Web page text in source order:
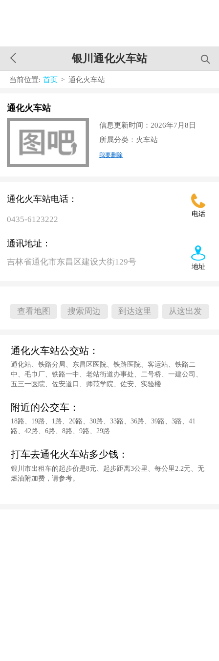
银川通化火车站
当前位置: 首页 > 通化火车站
通化火车站
信息更新时间：2026年7月8日
所属分类：火车站
我要删除
电话
通化火车站电话：
0435-6123222
地址
通讯地址：
吉林省通化市东昌区建设大街129号
查看地图 搜索周边 到达这里 从这出发
通化火车站公交站：
通化站、铁路分局、东昌区医院、铁路医院、客运站、铁路二
中、毛巾厂、铁路一中、老站街道办事处、二号桥、一建公司、
五三一医院、佐安道口、师范学院、佐安、实验楼
附近的公交车：
18路、19路、1路、20路、30路、33路、36路、39路、3路、41
路、42路、6路、8路、9路、29路
打车去通化火车站多少钱：
银川市出租车的起步价是8元、起步距离3公里、每公里2.2元、无
燃油附加费，请参考。